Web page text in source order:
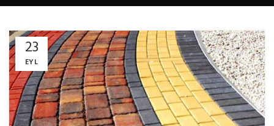
23
EYL